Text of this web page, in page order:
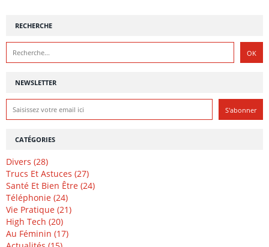
NEWSLETTER
RECHERCHE
CATÉGORIES
Divers (28)
Trucs Et Astuces (27)
Santé Et Bien Être (24)
Téléphonie (24)
Vie Pratique (21)
High Tech (20)
Au Féminin (17)